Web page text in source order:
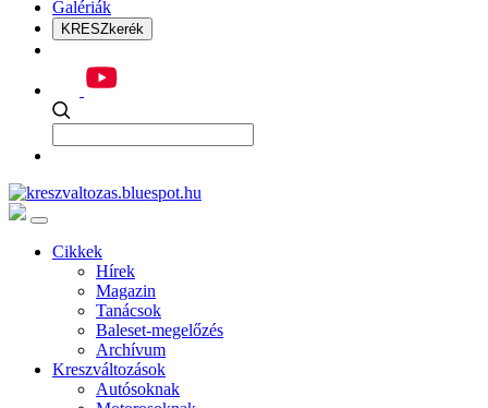
Galériák
KRESZkerék
Cikkek
Hírek
Magazin
Tanácsok
Baleset-megelőzés
Archívum
Kreszváltozások
Autósoknak